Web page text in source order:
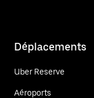
Déplacements
Uber Reserve
Aéroports